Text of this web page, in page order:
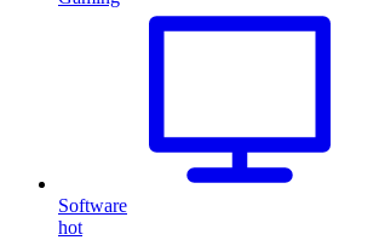
Software
hot